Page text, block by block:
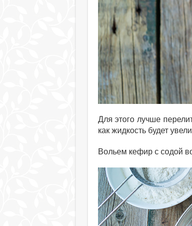
Для этого лучше
как жидкость будет
Вольем кефир с содой